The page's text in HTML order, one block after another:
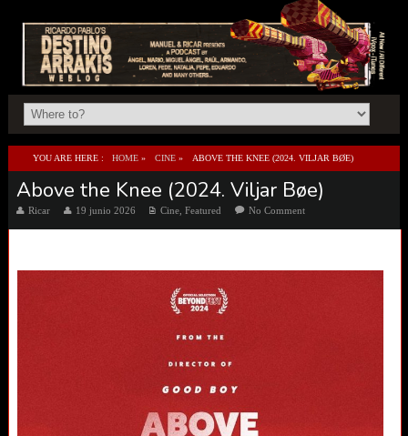
YOU ARE HERE : HOME » CINE » ABOVE THE KNEE (2024. VILJAR BØE)
Above the Knee (2024. Viljar Bøe)
Ricar 19 junio 2026 Cine, Featured No Comment